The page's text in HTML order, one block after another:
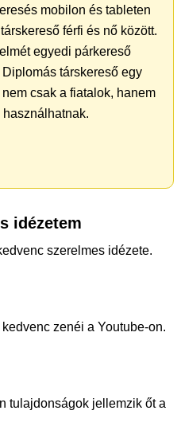
mobilon és tableten
férfi és nő között.
egyedi párkereső
társkereső egy
csak a fiatalok, hanem
idézetem
szerelmes idézete.
zenéi a Youtube-on.
tulajdonságok jellemzik őt a